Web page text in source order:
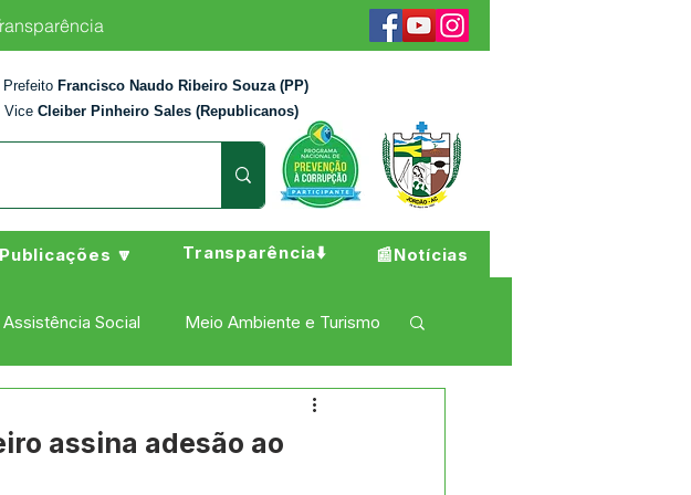
Prefeito Francisco Naudo Ribeiro Souza (PP)
Vice Cleiber Pinheiro Sales (Republicanos)
Publicações 🔽 Transparência⬇️ 📰Notícias
Assistência Social Meio Ambiente e Turismo
Finanças Campanhas
assina adesão ao